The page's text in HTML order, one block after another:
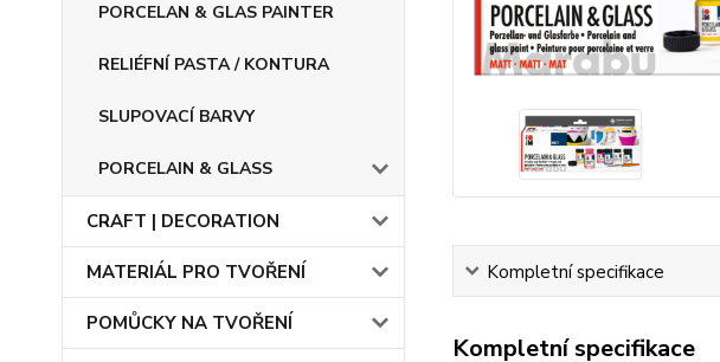
PORCELAN & GLAS PAINTER
RELIÉFNÍ PASTA / KONTURA
SLUPOVACÍ BARVY
PORCELAIN & GLASS
CRAFT | DECORATION
MATERIÁL PRO TVOŘENÍ
POMŮCKY NA TVOŘENÍ
Kompletní specifikace
Kompletní specifikace